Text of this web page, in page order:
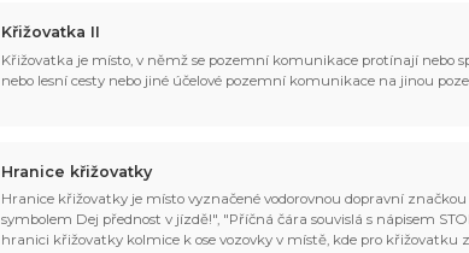
Křižovatka II
Křižovatka je místo, v němž se pozemní komunikace protínají nebo
nebo lesní cesty nebo jiné účelové pozemní komunikace na jinou
Hranice křižovatky
Hranice křižovatky je místo vyznačené vodorovnou dopravní
symbolem Dej přednost v jízdě!", "Příčná čára souvislá s nápisem
hranici křižovatky kolmice k ose vozovky v místě, kde pro křižovatku